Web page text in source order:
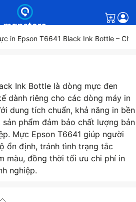
Giỏ
in Epson T6641 Black Ink Bottle –
Ink Bottle là dòng mực đen
dành riêng cho các dòng máy in
dung tích chuẩn, khả năng in bền
phẩm đảm bảo chất lượng bản
Mực Epson T6641 giúp người
ổn định, tránh tình trạng tắc
màu, đồng thời tối ưu chi phí in
nghiệp.